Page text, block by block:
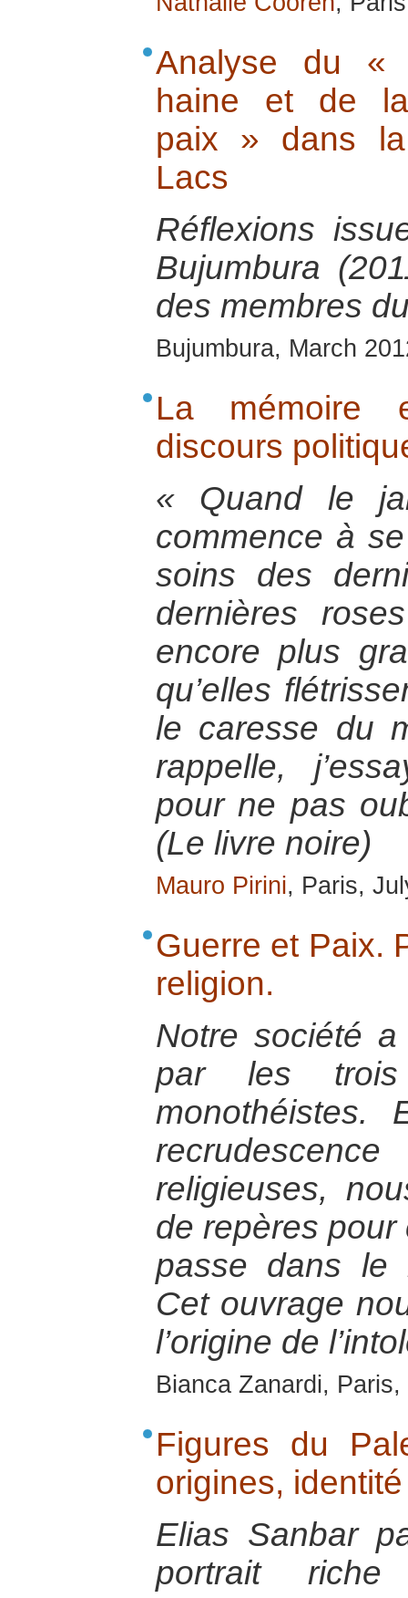
Analyse du «
haine et de
paix » dans
Lacs
Réflexions
Bujumbura
des membres
Bujumbura, March
La mémoire
discours
« Quand le
commence à
soins des
dernières
encore plus
qu’elles
le caresse du
rappelle,
pour ne pas
(Le livre noire)
Mauro Pirini, Paris,
Guerre et Paix.
religion.
Notre société
par les trois
monothéistes.
religieuses,
de repères
passe dans le
Cet ouvrage
l’origine de
Bianca Zanardi,
Figures du
origines,
Elias Sanbar
portrait